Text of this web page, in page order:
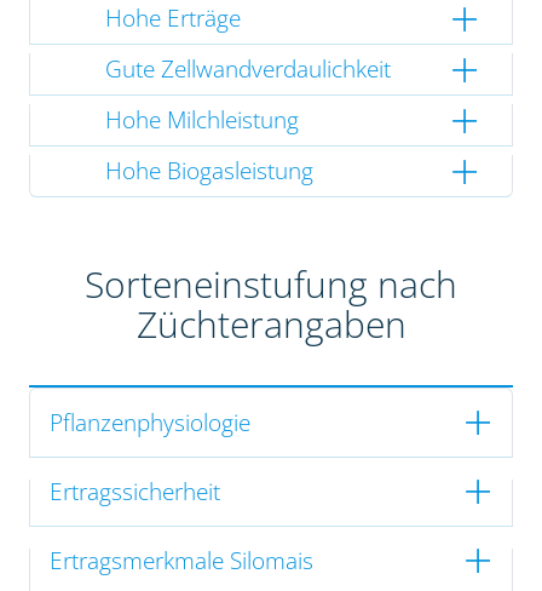
Hohe Erträge
Gute Zellwandverdaulichkeit
Hohe Milchleistung
Hohe Biogasleistung
Sorteneinstufung nach
Züchterangaben
Pflanzenphysiologie
Ertragssicherheit
Ertragsmerkmale Silomais